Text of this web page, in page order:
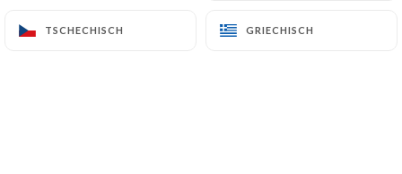
TSCHECHISCH GRIECHISCH
TSCHECHISCH GRIECHISCH